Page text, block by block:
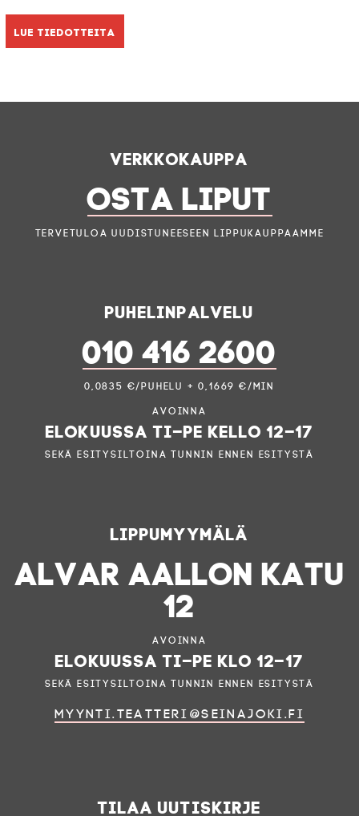
Lue tiedotteita
Verkkokauppa
OSTA LIPUT
Tervetuloa uudistuneeseen lippukauppaamme
Puhelinpalvelu
010 416 2600
0,0835 €/puhelu + 0,1669 €/min
Avoinna
elokuussa ti–pe kello 12–17
sekä esitysiltoina tunnin ennen esitystä
Lippumyymälä
ALVAR AALLON KATU
12
Avoinna
elokuussa ti–pe klo 12–17
sekä esitysiltoina tunnin ennen esitystä
myynti.teatteri@seinajoki.fi
Tilaa uutiskirje